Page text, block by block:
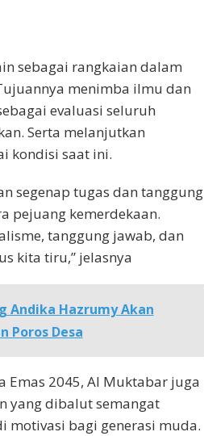
sebagai rangkaian dalam
menimba ilmu dan
evaluasi seluruh
Serta melanjutkan
kondisi saat ini.
segenap tugas dan tanggung
pejuang kemerdekaan.
tanggung jawab, dan
kita tiru,” jelasnya
Andika Hazrumy Akan
Poros Desa
Emas 2045, Al Muktabar juga
yang dibalut semangat
motivasi bagi generasi muda.